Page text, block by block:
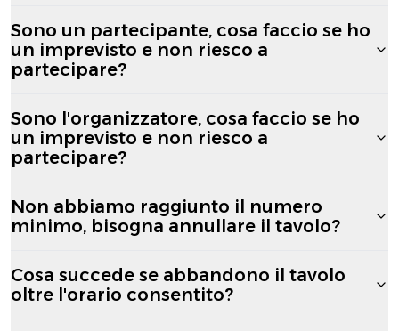
Sono un partecipante, cosa faccio se ho
un imprevisto e non riesco a
partecipare?
Sono l'organizzatore, cosa faccio se ho
un imprevisto e non riesco a
partecipare?
Non abbiamo raggiunto il numero
minimo, bisogna annullare il tavolo?
Cosa succede se abbandono il tavolo
oltre l'orario consentito?